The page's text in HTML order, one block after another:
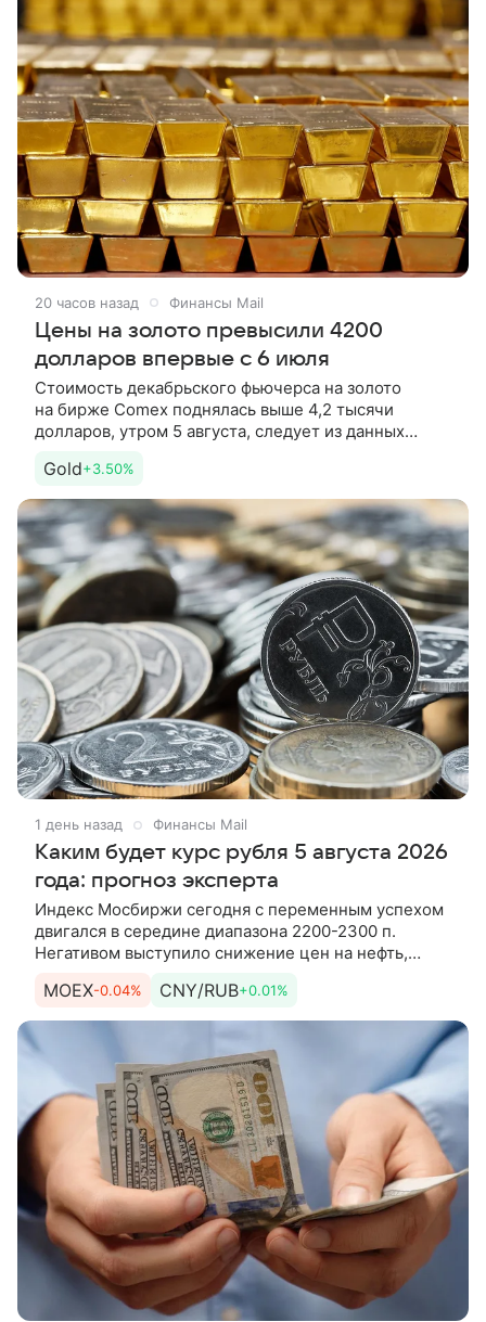
20 часов назад Финансы Mail
Цены на золото превысили 4200
долларов впервые с 6 июля
Стоимость декабрьского фьючерса на золото
на бирже Comex поднялась выше 4,2 тысячи
долларов, утром 5 августа, следует из данных
времени, цена золота
Gold+3.50%
1 день назад Финансы Mail
Каким будет курс рубля 5 августа 2026
года: прогноз эксперта
Индекс Мосбиржи сегодня с переменным успехом
двигался в середине диапазона 2200-2300 п.
Негативом выступило снижение цен на нефть,
Об этом рассказывает эксперт
MOEX-0.04% CNY/RUB+0.01%